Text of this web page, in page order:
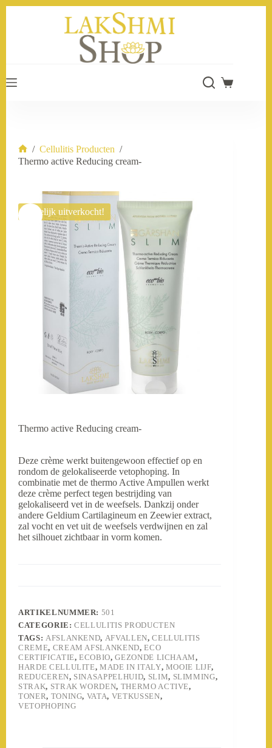
Home
/ Cellulitis Producten /
Thermo active Reducing cream-
Tijdelijk uitverkocht!
Thermo active Reducing cream-
Deze crème werkt buitengewoon effectief op en
rondom de gelokaliseerde vetophoping. In
combinatie met de thermo Active Ampullen werkt
deze crème perfect tegen bestrijding van
gelokaliseerd vet in de weefsels. Dankzij onder
andere Geldium Cartilagineum en Zeewier extract,
zal vocht en vet uit de weefsels verdwijnen en zal
het silhouet zichtbaar in vorm komen.
ARTIKELNUMMER: 501
CATEGORIE:CELLULITIS PRODUCTEN
TAGS: AFSLANKEND, AFVALLEN,CELLULITIS
CREME, CREAM AFSLANKEND,ECO
CERTIFICATIE,ECOBIO,GEZONDE LICHAAM,
HARDE CELLULITE,MADE IN ITALY, MOOIE LIJF,
REDUCEREN, SINASAPPELHUID, SLIM, SLIMMING,
STRAK, STRAK WORDEN, THERMO ACTIVE,
TONER, TONING, VATA, VETKUSSEN,
VETOPHOPING